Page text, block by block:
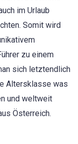
im Urlaub
Somit wird
zu einem
sich letztendlich
Altersklasse was
und weltweit
Österreich.